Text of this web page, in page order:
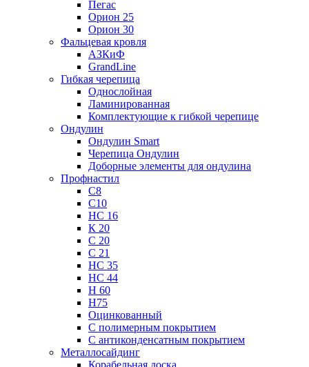
Пегас
Орион 25
Орион 30
Фальцевая кровля
АЗКиФ
GrandLine
Гибкая черепица
Однослойная
Ламинированная
Комплектующие к гибкой черепице
Ондулин
Ондулин Smart
Черепица Ондулин
Доборные элементы для ондулина
Профнастил
С8
С10
НС 16
К 20
С 20
С 21
НС 35
НС 44
Н 60
Н75
Оцинкованный
С полимерным покрытием
С антиконденсатным покрытием
Металлосайдинг
Корабельная доска